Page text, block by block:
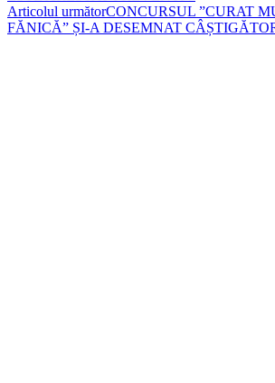
Articolul următorCONCURSUL ”CURAT
FĂNICĂ” ȘI-A DESEMNAT